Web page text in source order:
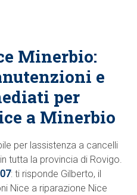
Minerbio:
e
per
a Minerbio
per lassistenza a cancelli
tutta la provincia di Rovigo.
: ti risponde Gilberto, il
Nice a riparazione Nice